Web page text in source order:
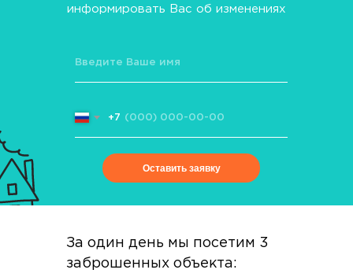
+7
Оставить заявку
информировать Вас об изменениях
За один день мы посетим 3
заброшенных объекта: